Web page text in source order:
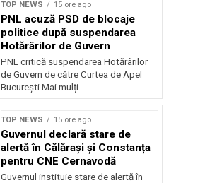
TOP NEWS 15 ore ago
PNL acuză PSD de blocaje
politice după suspendarea
Hotărârilor de Guvern
PNL critică suspendarea Hotărârilor
de Guvern de către Curtea de Apel
București Mai mulți...
TOP NEWS 15 ore ago
Guvernul declară stare de
alertă în Călărași și Constanța
pentru CNE Cernavodă
Guvernul instituie stare de alertă în